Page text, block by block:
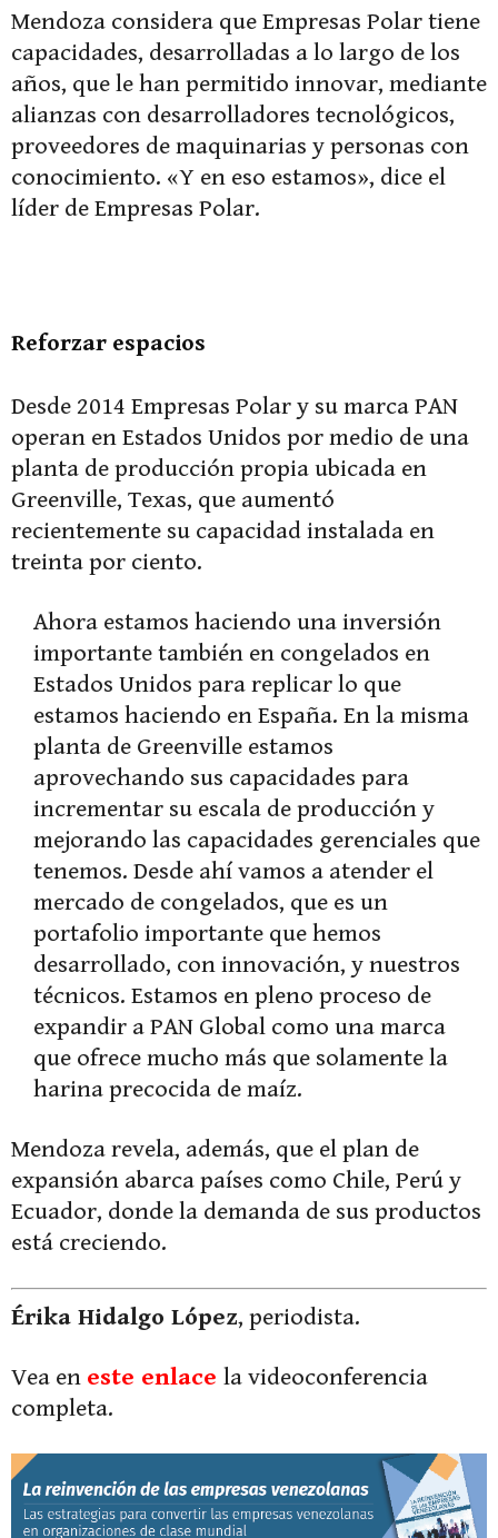
Mendoza considera que Empresas Polar tiene
capacidades, desarrolladas a lo largo de los
años, que le han permitido innovar, mediante
alianzas con desarrolladores tecnológicos,
proveedores de maquinarias y personas con
conocimiento. «Y en eso estamos», dice el
líder de Empresas Polar.
Reforzar espacios
Desde 2014 Empresas Polar y su marca PAN
operan en Estados Unidos por medio de una
planta de producción propia ubicada en
Greenville, Texas, que aumentó
recientemente su capacidad instalada en
treinta por ciento.
Ahora estamos haciendo una inversión
importante también en congelados en
Estados Unidos para replicar lo que
estamos haciendo en España. En la misma
planta de Greenville estamos
aprovechando sus capacidades para
incrementar su escala de producción y
mejorando las capacidades gerenciales que
tenemos. Desde ahí vamos a atender el
mercado de congelados, que es un
portafolio importante que hemos
desarrollado, con innovación, y nuestros
técnicos. Estamos en pleno proceso de
expandir a PAN Global como una marca
que ofrece mucho más que solamente la
harina precocida de maíz.
Mendoza revela, además, que el plan de
expansión abarca países como Chile, Perú y
Ecuador, donde la demanda de sus productos
está creciendo.
Érika Hidalgo López, periodista.
Vea en este enlace la videoconferencia
completa.